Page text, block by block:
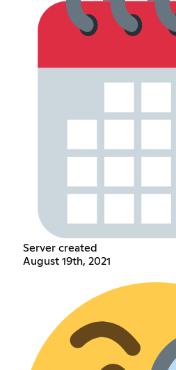
Server created
August 19th, 2021